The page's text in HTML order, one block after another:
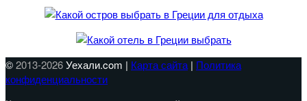
©2013-2026Уехали.com | Карта сайта| Политика
конфиденциальности